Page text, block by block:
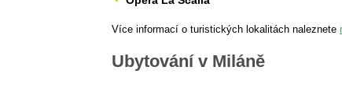
Více informací o turistických lokalitách naleznete
Ubytování v Miláně